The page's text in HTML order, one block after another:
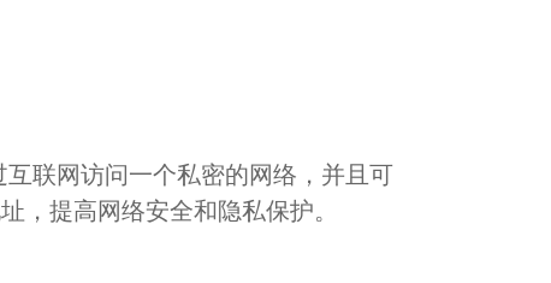
联网访问一个私密的网络，并且可
，提高网络安全和隐私保护。